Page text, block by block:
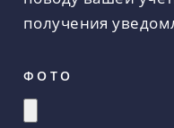
получения
ФОТО